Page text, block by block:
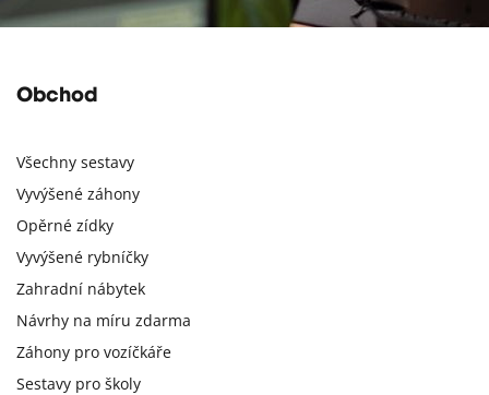
Obchod
Všechny sestavy
Vyvýšené záhony
Opěrné zídky
Vyvýšené rybníčky
Zahradní nábytek
Návrhy na míru zdarma
Záhony pro vozíčkáře
Sestavy pro školy